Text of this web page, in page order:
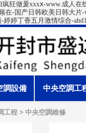
狂做爰xxxⅹ-www.成人
在-国产日韩欧美日韩大
婷丁香五月激情综合-
調設備 中央空調工
工程 > 中央空調維修